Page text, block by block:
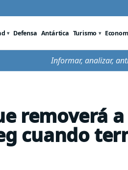
Defensa Antártica Turismo
Informar, analizar,
removerá a
cuando